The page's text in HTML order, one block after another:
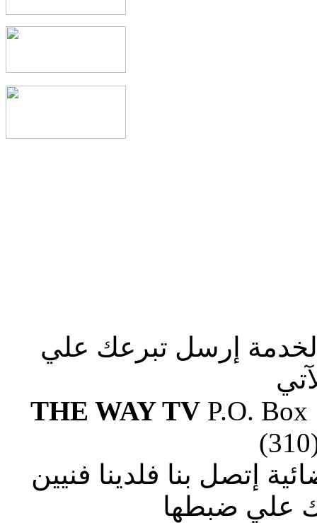
إرسل تبرعك علي
THE WAY TVP.O. Box
إتصل بنا فلدينا فنيين
علي ضبطها